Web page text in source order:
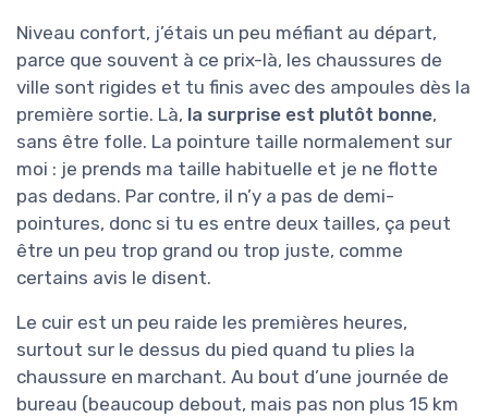
Niveau confort, j’étais un peu méfiant au départ,
parce que souvent à ce prix-là, les chaussures de
ville sont rigides et tu finis avec des ampoules dès la
première sortie. Là, la surprise est plutôt bonne,
sans être folle. La pointure taille normalement sur
moi : je prends ma taille habituelle et je ne flotte
pas dedans. Par contre, il n’y a pas de demi-
pointures, donc si tu es entre deux tailles, ça peut
être un peu trop grand ou trop juste, comme
certains avis le disent.
Le cuir est un peu raide les premières heures,
surtout sur le dessus du pied quand tu plies la
chaussure en marchant. Au bout d’une journée de
bureau (beaucoup debout, mais pas non plus 15 km